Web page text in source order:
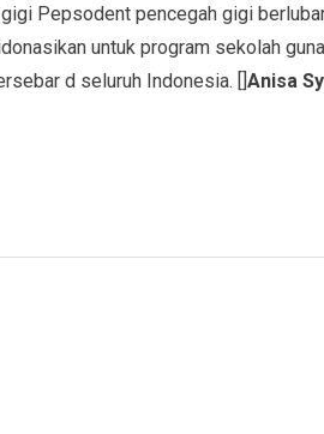
Pepsodent pencegah gigi
untuk program sekolah
d seluruh Indonesia. []Anisa